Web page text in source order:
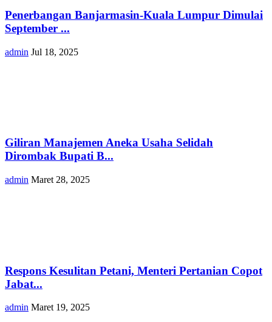
Penerbangan Banjarmasin-Kuala Lumpur Dimulai
September ...
admin Jul 18, 2025
Giliran Manajemen Aneka Usaha Selidah
Dirombak Bupati B...
admin Maret 28, 2025
Respons Kesulitan Petani, Menteri Pertanian Copot
Jabat...
admin Maret 19, 2025